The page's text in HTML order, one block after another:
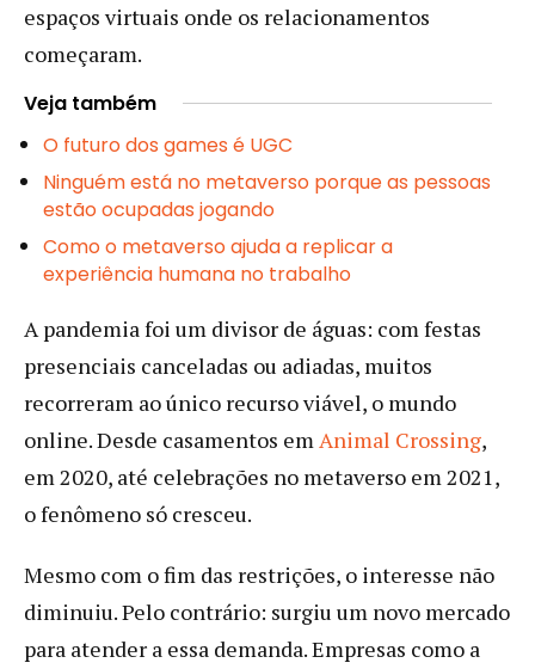
espaços virtuais onde os relacionamentos
começaram.
Veja também
O futuro dos games é UGC
Ninguém está no metaverso porque as pessoas
estão ocupadas jogando
Como o metaverso ajuda a replicar a
experiência humana no trabalho
A pandemia foi um divisor de águas: com festas
presenciais canceladas ou adiadas, muitos
recorreram ao único recurso viável, o mundo
online. Desde casamentos emAnimal Crossing,
em 2020, até celebrações no metaverso em 2021,
o fenômeno só cresceu.
Mesmo com o fim das restrições, o interesse não
diminuiu. Pelo contrário: surgiu um novo mercado
para atender a essa demanda. Empresas como a